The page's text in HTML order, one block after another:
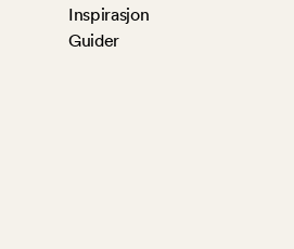
Inspirasjon
Guider